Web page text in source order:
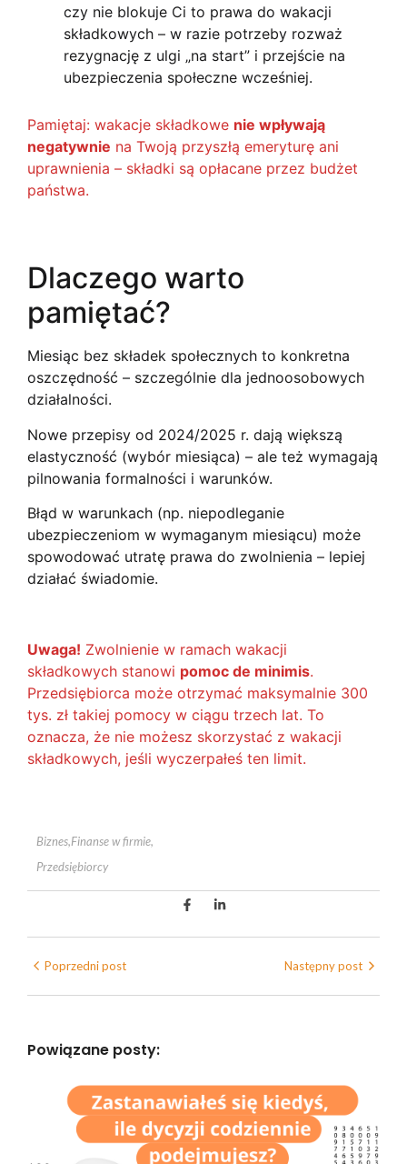
czy nie blokuje Ci to prawa do wakacji
składkowych – w razie potrzeby rozważ
rezygnację z ulgi „na start” i przejście na
ubezpieczenia społeczne wcześniej.
Pamiętaj: wakacje składkowe nie wpływają
negatywnie na Twoją przyszłą emeryturę ani
uprawnienia – składki są opłacane przez budżet
państwa.
Dlaczego warto
pamiętać?
Miesiąc bez składek społecznych to konkretna
oszczędność – szczególnie dla jednoosobowych
działalności.
Nowe przepisy od 2024/2025 r. dają większą
elastyczność (wybór miesiąca) – ale też wymagają
pilnowania formalności i warunków.
Błąd w warunkach (np. niepodleganie
ubezpieczeniom w wymaganym miesiącu) może
spowodować utratę prawa do zwolnienia – lepiej
działać świadomie.
Uwaga! Zwolnienie w ramach wakacji
składkowych stanowi pomoc de minimis.
Przedsiębiorca może otrzymać maksymalnie 300
tys. zł takiej pomocy w ciągu trzech lat. To
oznacza, że nie możesz skorzystać z wakacji
składkowych, jeśli wyczerpałeś ten limit.
Biznes,Finanse w firmie,
Przedsiębiorcy
Poprzedni post Następny post
Powiązane posty: